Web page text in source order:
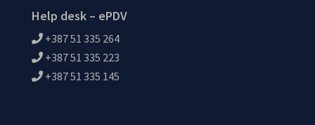
Help desk – ePDV
+387 51 335 264
+387 51 335 223
+387 51 335 145